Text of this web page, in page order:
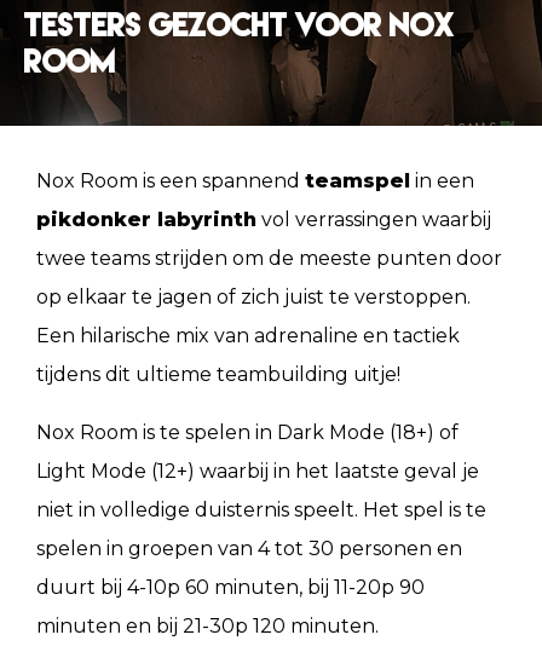
Testers gezocht voor Nox
Room
Nox Room is een spannend teamspel in een
pikdonker labyrinth vol verrassingen waarbij
twee teams strijden om de meeste punten door
op elkaar te jagen of zich juist te verstoppen.
Een hilarische mix van adrenaline en tactiek
tijdens dit ultieme teambuilding uitje!
Nox Room is te spelen in Dark Mode (18+) of
Light Mode (12+) waarbij in het laatste geval je
niet in volledige duisternis speelt. Het spel is te
spelen in groepen van 4 tot 30 personen en
duurt bij 4-10p 60 minuten, bij 11-20p 90
minuten en bij 21-30p 120 minuten.